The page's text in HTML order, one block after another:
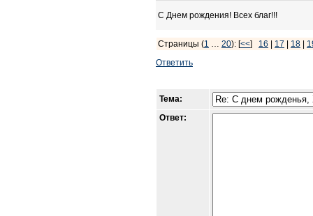
С Днем рождения! Всех благ!!!
Страницы (1 … 20): [<<] 16 17 18
Ответить
Тема:
Ответ: